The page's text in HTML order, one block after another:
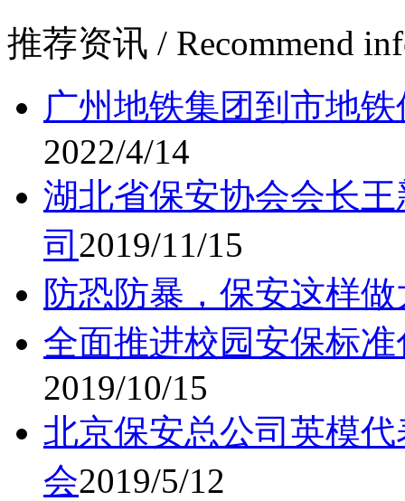
推荐资讯 / Recommend
广州地铁集团到市地
2022/4/14
湖北省保安协会会长
司 2019/11/15
防恐防暴，保安这样
全面推进校园安保标
2019/10/15
北京保安总公司英模
会2019/5/12